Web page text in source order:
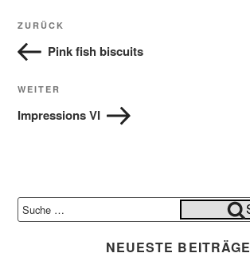
Beitragsnavigation
Vorheriger
Beitrag
ZURÜCK
Pink fish biscuits
Nächster
Beitrag
WEITER
Impressions VI
Suche
nach:
NEUESTE BEITRÄGE